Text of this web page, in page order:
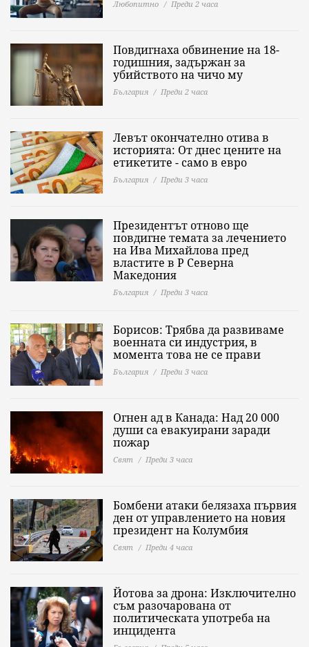
Любопитно Преди 2 часа
Повдигнаха обвинение на 18-
годишния, задържан за
убийството на чичо му
България Преди 2 часа
Левът окончателно отива в
историята: Oт днес цените на
етикетите - само в евро
България Преди 3 часа
Президентът отново ще
повдигне темата за лечението
на Ива Михайлова пред
властите в Р Северна
Македония
България Преди 3 часа
Борисов: Трябва да развиваме
военната си индустрия, в
момента това не се прави
България Преди 3 часа
Огнен ад в Канада: Над 20 000
души са евакуирани заради
пожар
Свят Преди 3 часа
Бомбени атаки белязаха първия
ден от управлението на новия
президент на Колумбия
Свят Преди 4 часа
Йотова за дрона: Изключително
съм разочарована от
политическата употреба на
инцидента